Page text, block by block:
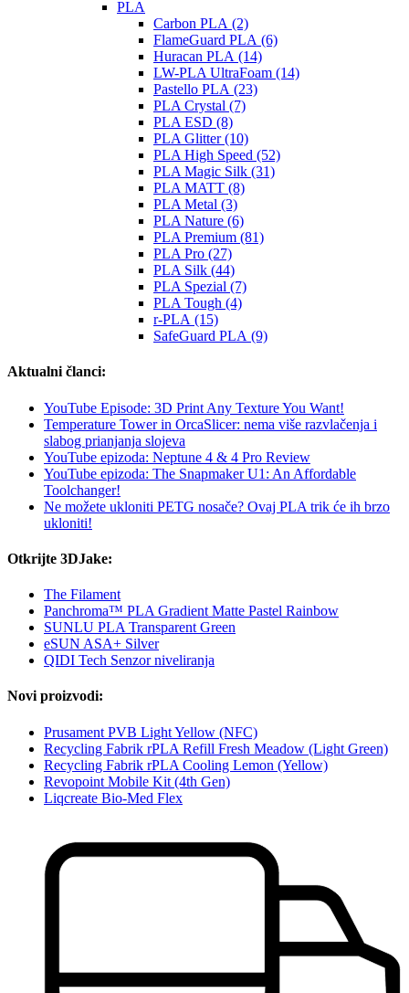
PLA
Carbon PLA (2)
FlameGuard PLA (6)
Huracan PLA (14)
LW-PLA UltraFoam (14)
Pastello PLA (23)
PLA Crystal (7)
PLA ESD (8)
PLA Glitter (10)
PLA High Speed (52)
PLA Magic Silk (31)
PLA MATT (8)
PLA Metal (3)
PLA Nature (6)
PLA Premium (81)
PLA Pro (27)
PLA Silk (44)
PLA Spezial (7)
PLA Tough (4)
r-PLA (15)
SafeGuard PLA (9)
Aktualni članci:
YouTube Episode: 3D Print Any Texture You Want!
Temperature Tower in OrcaSlicer: nema više razvlačenja i
slabog prianjanja slojeva
YouTube epizoda: Neptune 4 & 4 Pro Review
YouTube epizoda: The Snapmaker U1: An Affordable
Toolchanger!
Ne možete ukloniti PETG nosače? Ovaj PLA trik će ih brzo
ukloniti!
Otkrijte 3DJake:
The Filament
Panchroma™ PLA Gradient Matte Pastel Rainbow
SUNLU PLA Transparent Green
eSUN ASA+ Silver
QIDI Tech Senzor niveliranja
Novi proizvodi:
Prusament PVB Light Yellow (NFC)
Recycling Fabrik rPLA Refill Fresh Meadow (Light Green)
Recycling Fabrik rPLA Cooling Lemon (Yellow)
Revopoint Mobile Kit (4th Gen)
Liqcreate Bio-Med Flex